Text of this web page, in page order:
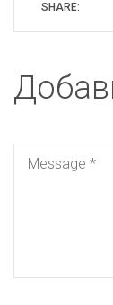
SHARE: